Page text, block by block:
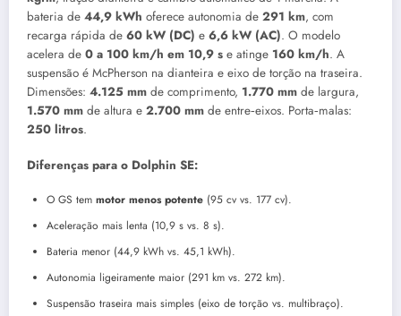
bateria de 44,9 kWh oferece autonomia de 291 km, com
recarga rápida de 60 kW (DC) e 6,6 kW (AC). O modelo
acelera de 0 a 100 km/h em 10,9 s e atinge 160 km/h. A
suspensão é McPherson na dianteira e eixo de torção na traseira.
Dimensões: 4.125 mm de comprimento, 1.770 mm de largura,
1.570 mm de altura e 2.700 mm de entre‑eixos. Porta‑malas:
250 litros.
Diferenças para o Dolphin SE:
O GS tem motor menos potente (95 cv vs. 177 cv).
Aceleração mais lenta (10,9 s vs. 8 s).
Bateria menor (44,9 kWh vs. 45,1 kWh).
Autonomia ligeiramente maior (291 km vs. 272 km).
Suspensão traseira mais simples (eixo de torção vs. multibraço).